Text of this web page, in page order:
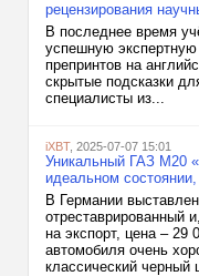
рецензирования
В последнее время
успешную
препринтов на
скрытые подсказки
специалисты из...
iXBT, 2025-07-07 15:01
Уникальный ГАЗ М20
идеальном
В Германии
отреставрированный
на экспорт, цена – 29
автомобиля очень
классический черный